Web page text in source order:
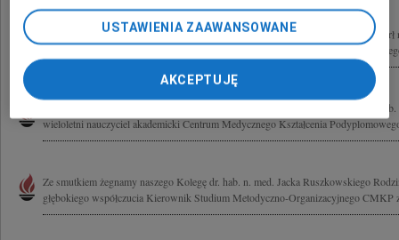
Głęboko poruszeni, pogrążeni w bólu zawiadamiamy, że 2 grudnia 2010 roku
Profesor Akademii Leona Koźmińskiego, pracownik naukowy Centrum
Z żalem przyjęliśmy wiadomość, że w dniu 2 grudnia 2010 roku zmarł nagle dr
wieloletni nauczyciel akademicki Centrum Medycznego Kształcenia
Ze smutkiem żegnamy naszego Kolegę dr. hab. n. med. Jacka Ruszkowskiego
głębokiego współczucia Kierownik Studium Metodyczno-Organizacyjnego CMKP
USTAWIENIA ZAAWANSOWANE
AKCEPTUJĘ